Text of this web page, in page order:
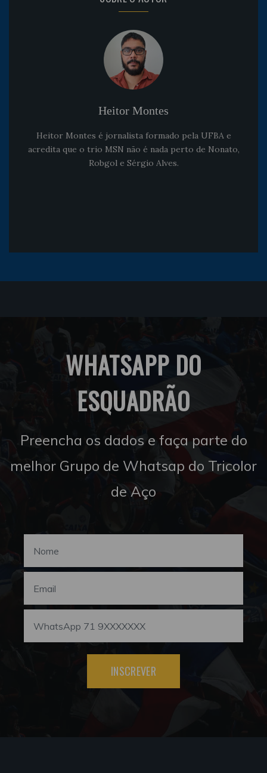
Heitor Montes
Heitor Montes é jornalista formado pela UFBA e
acredita que o trio MSN não é nada perto de Nonato,
Robgol e Sérgio Alves.
WHATSAPP DO
ESQUADRÃO
Preencha os dados e faça parte do
melhor Grupo de Whatsap do Tricolor
de Aço
INSCREVER